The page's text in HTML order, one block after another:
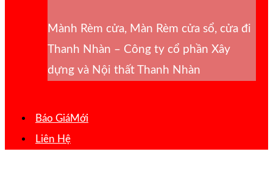
Mành Rèm cửa, Màn Rèm cửa sổ, cửa đi
Thanh Nhàn – Công ty cổ phần Xây
dựng và Nội thất Thanh Nhàn
Báo Giá
Liên Hệ